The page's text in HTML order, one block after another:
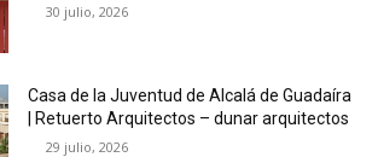
30 julio, 2026
Casa de la Juventud de Alcalá de Guadaíra
| Retuerto Arquitectos – dunar arquitectos
29 julio, 2026